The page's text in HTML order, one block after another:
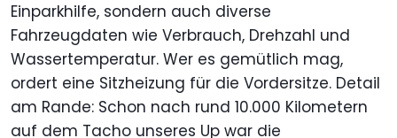
Einparkhilfe, sondern auch diverse
Fahrzeugdaten wie Verbrauch, Drehzahl und
Wassertemperatur. Wer es gemütlich mag,
ordert eine Sitzheizung für die Vordersitze. Detail
am Rande: Schon nach rund 10.000 Kilometern
auf dem Tacho unseres Up war die